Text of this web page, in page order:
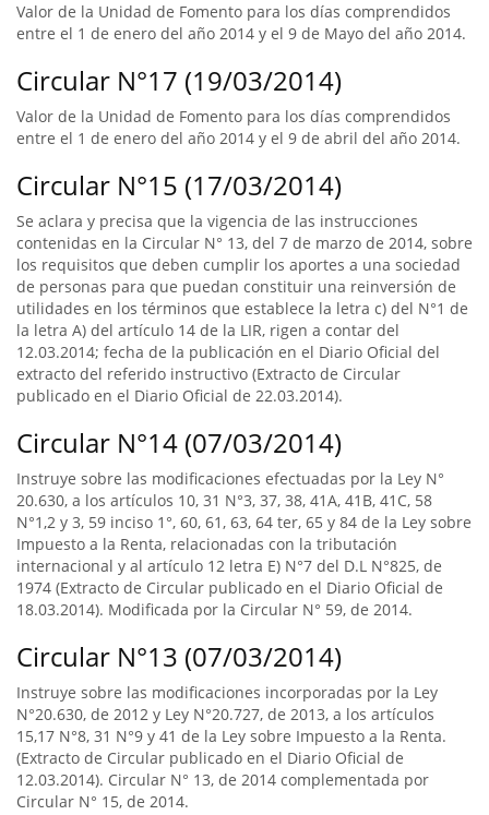
Valor de la Unidad de Fomento para los días comprendidos
entre el 1 de enero del año 2014 y el 9 de Mayo del año 2014.
Circular N°17 (19/03/2014)
Valor de la Unidad de Fomento para los días comprendidos
entre el 1 de enero del año 2014 y el 9 de abril del año 2014.
Circular N°15 (17/03/2014)
Se aclara y precisa que la vigencia de las instrucciones
contenidas en la Circular N° 13, del 7 de marzo de 2014, sobre
los requisitos que deben cumplir los aportes a una sociedad
de personas para que puedan constituir una reinversión de
utilidades en los términos que establece la letra c) del N°1 de
la letra A) del artículo 14 de la LIR, rigen a contar del
12.03.2014; fecha de la publicación en el Diario Oficial del
extracto del referido instructivo (Extracto de Circular
publicado en el Diario Oficial de 22.03.2014).
Circular N°14 (07/03/2014)
Instruye sobre las modificaciones efectuadas por la Ley N°
20.630, a los artículos 10, 31 N°3, 37, 38, 41A, 41B, 41C, 58
N°1,2 y 3, 59 inciso 1°, 60, 61, 63, 64 ter, 65 y 84 de la Ley sobre
Impuesto a la Renta, relacionadas con la tributación
internacional y al artículo 12 letra E) N°7 del D.L N°825, de
1974 (Extracto de Circular publicado en el Diario Oficial de
18.03.2014). Modificada por la Circular N° 59, de 2014.
Circular N°13 (07/03/2014)
Instruye sobre las modificaciones incorporadas por la Ley
N°20.630, de 2012 y Ley N°20.727, de 2013, a los artículos
15,17 N°8, 31 N°9 y 41 de la Ley sobre Impuesto a la Renta.
(Extracto de Circular publicado en el Diario Oficial de
12.03.2014). Circular N° 13, de 2014 complementada por
Circular N° 15, de 2014.